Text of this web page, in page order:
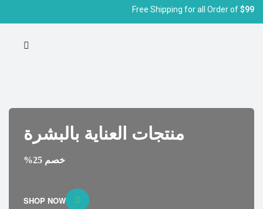
Free Shipping for all Order of$99
خصم 25%
منتجات العناية بالبشرة
SHOP NOW